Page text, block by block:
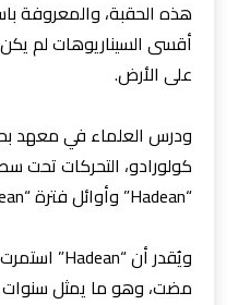
أقسى السيناريوهات لم
على الأرض.
كولورادو، التحركات تحت
“Hadean” وأوائل فترة “Archean”.
مضت، وهو ما يمثل سنوات